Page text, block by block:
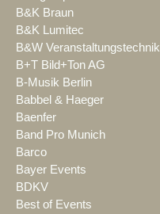
B&K Braun
B&K Lumitec
B&W Veranstaltungstechnik
B+T Bild+Ton AG
B-Musik Berlin
Babbel & Haeger
Baenfer
Band Pro Munich
Barco
Bayer Events
BDKV
Best of Events